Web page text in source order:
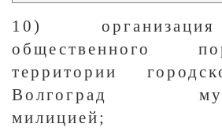
10)
общественного
территории
Волгоград
милицией;